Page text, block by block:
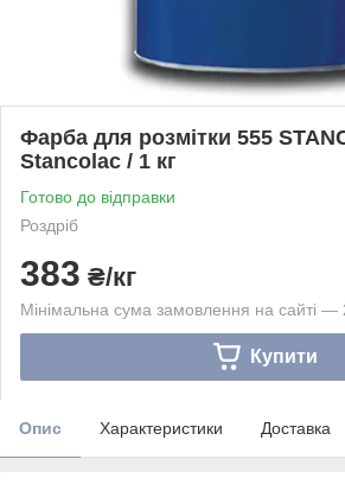
Фарба для розмітки 555
Stancolac / 1 кг
Готово до відправки
Роздріб
383 ₴/кг
Мінімальна сума замовлення на сайті —
Купити
Опис Характеристики Доставка